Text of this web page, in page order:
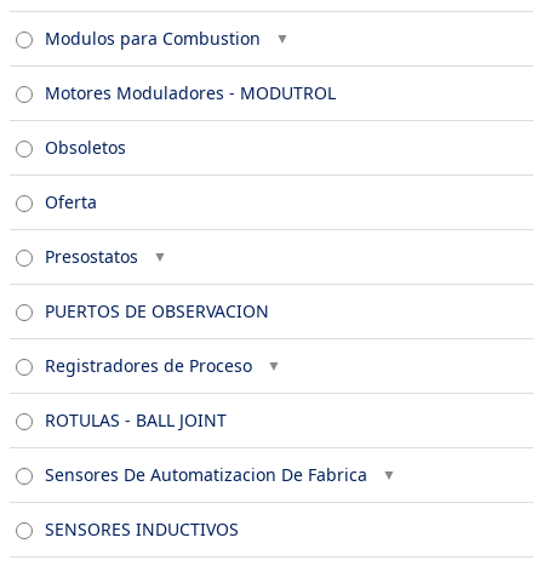
Modulos para Combustion
Motores Moduladores - MODUTROL
Obsoletos
Oferta
Presostatos
PUERTOS DE OBSERVACION
Registradores de Proceso
ROTULAS - BALL JOINT
Sensores De Automatizacion De Fabrica
SENSORES INDUCTIVOS